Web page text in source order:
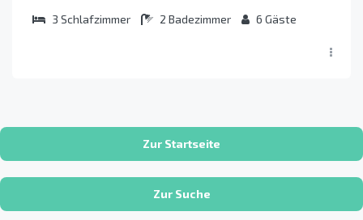
3 Schlafzimmer 2 Badezimmer 6 Gäste
Zur Startseite
Zur Suche